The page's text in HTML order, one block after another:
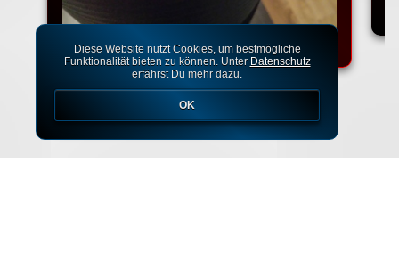
Diese Website nutzt Cookies, um bestmögliche
Funktionalität bieten zu können. Unter Datenschutz
erfährst Du mehr dazu.
OK